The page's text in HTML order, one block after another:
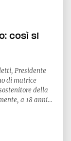
così si
Presidente
di matrice
a 18 anni
che ci